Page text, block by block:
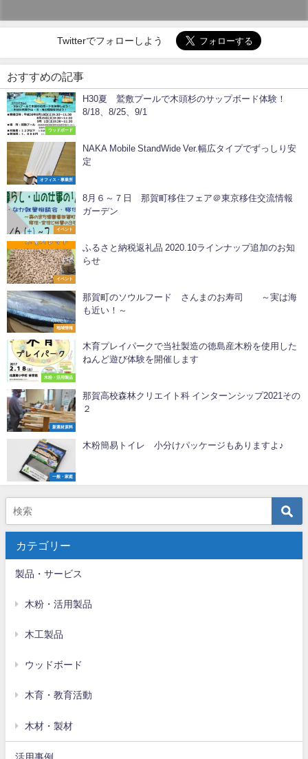
Twitterでフォローしよう
おすすめの記事
ウッドボード
H30夏 鷲敷プールで木頭杉のサップボード体験！
8/18、8/25、9/1
オフィス・事業所
NAKA Mobile StandWide Ver.幅広タイプでずっしり安
定
イベント
8月６～７日 那賀町移住フェア＠東京移住交流情報
ガーデン
イベント
ふるさと納税返礼品 2020.10ラインナップ追加のお知
らせ
地域情報
那賀町のソウルフード さんまのお寿司 ～実は海
も近い！～
木粉・活用製品
木育プレイパークで当社製造の徳島産木粉を使用した
ねんど遊び体験を開催します
新素材原料
那賀高校森林クリエイト科 インターンシップ2021その
２
一般・家庭
木粉簡易トイレ 小分けパッケージもありますよ♪
カテゴリー
製品・サービス
木粉・活用製品
木工製品
ウッドボード
木育・教育活動
木材・製材
活用事例